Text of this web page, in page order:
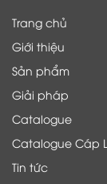
Trang chủ
Giới thiệu
Sản phẩm
Giải pháp
Catalogue
Catalogue Cáp
Tin tức